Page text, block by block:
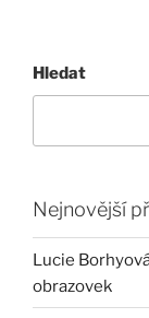
Hledat
Nejnovější
Lucie
obrazovek